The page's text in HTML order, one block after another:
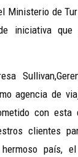
Ministerio de
iniciativa que
agencia de
con esta
clientes
hermoso país,